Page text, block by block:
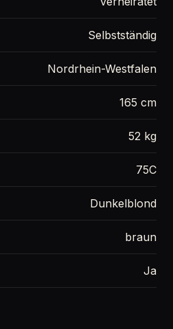
Selbstständig
Nordrhein-Westfalen
165 cm
52 kg
75C
Dunkelblond
braun
Ja